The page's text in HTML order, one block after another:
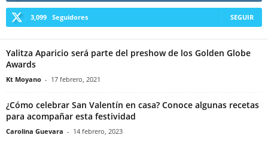
3,099 Seguidores SEGUIR
Yalitza Aparicio será parte del preshow de los Golden Globe
Awards
Kt Moyano - 17 febrero, 2021
¿Cómo celebrar San Valentín en casa? Conoce algunas recetas
para acompañar esta festividad
Carolina Guevara - 14 febrero, 2023